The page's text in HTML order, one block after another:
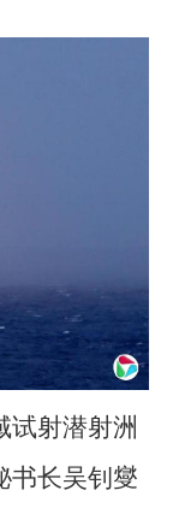
试射潜射洲
书长吴钊燮